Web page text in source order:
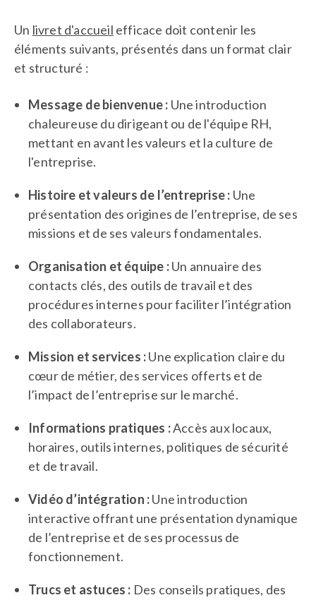
Un livret d'accueil efficace doit contenir les
éléments suivants, présentés dans un format clair
et structuré :
Message de bienvenue : Une introduction
chaleureuse du dirigeant ou de l'équipe RH,
mettant en avant les valeurs et la culture de
l'entreprise.
Histoire et valeurs de l’entreprise : Une
présentation des origines de l’entreprise, de ses
missions et de ses valeurs fondamentales.
Organisation et équipe :Un annuaire des
contacts clés, des outils de travail et des
procédures internes pour faciliter l’intégration
des collaborateurs.
Mission et services :Une explication claire du
cœur de métier, des services offerts et de
l’impact de l’entreprise sur le marché.
Informations pratiques :Accès aux locaux,
horaires, outils internes, politiques de sécurité
et de travail.
Vidéo d’intégration :Une introduction
interactive offrant une présentation dynamique
de l’entreprise et de ses processus de
fonctionnement.
Trucs et astuces : Des conseils pratiques, des